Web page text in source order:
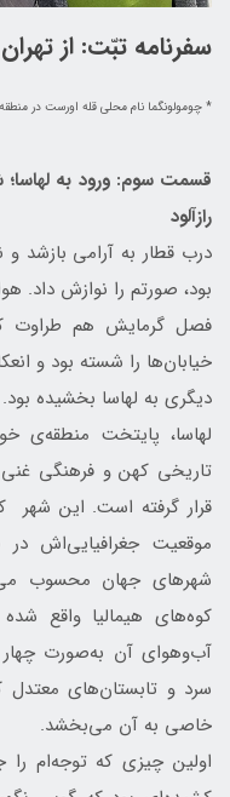
سفرنامه تبّت: از
* چومولونگما نام محلی قله اورست در
قسمت سوم: ورود به
رازآلود
درب قطار به آرامی بازشد
بود، صورتم را نوازش داد.
فصل گرمایش هم طراوت
خیابان‌ها را شسته بود و
دیگری به لهاسا بخشیده بود.
لهاسا، پایتخت منطقه‌ی
قرار گرفته است. این شهر
موقعیت جغرافیایی‌اش
شهرهای جهان محسوب
کوه‌های هیمالیا واقع
آب‌وهوای آن به‌صورت
سرد و تابستان‌های
خاصی به آن می‌بخشد.
اولین چیزی که توجه‌ام